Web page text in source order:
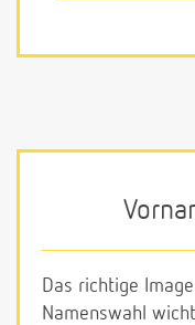
Das richtige
Namenswahl